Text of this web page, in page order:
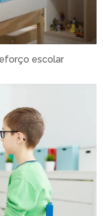
escolar